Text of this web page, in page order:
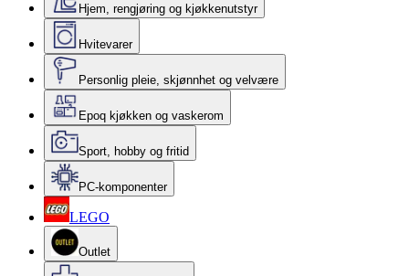
Hjem, rengjøring og kjøkkenutstyr
Hvitevarer
Personlig pleie, skjønnhet og velvære
Epoq kjøkken og vaskerom
Sport, hobby og fritid
PC-komponenter
LEGO
Outlet